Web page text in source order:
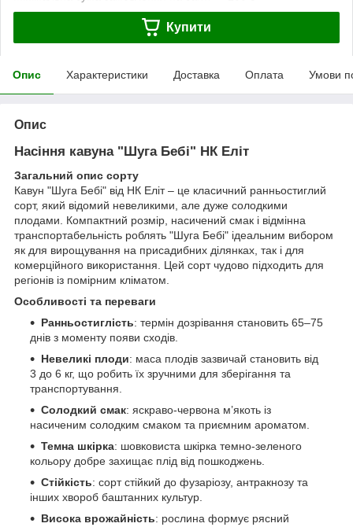
Купити
Опис Характеристики Доставка Оплата Умови
Опис
Насіння кавуна "Шуга Бебі" НК Еліт
Загальний опис сорту
Кавун "Шуга Бебі" від НК Еліт – це класичний ранньостиглий
сорт, який відомий невеликими, але дуже солодкими
плодами. Компактний розмір, насичений смак і відмінна
транспортабельність роблять "Шуга Бебі" ідеальним вибором
як для вирощування на присадибних ділянках, так і для
комерційного використання. Цей сорт чудово підходить для
регіонів із помірним кліматом.
Особливості та переваги
Ранньостиглість: термін дозрівання становить 65–75
днів з моменту появи сходів.
Невеликі плоди: маса плодів зазвичай становить від
3 до 6 кг, що робить їх зручними для зберігання та
транспортування.
Солодкий смак: яскраво-червона м’якоть із
насиченим солодким смаком та приємним ароматом.
Темна шкірка: шовковиста шкірка темно-зеленого
кольору добре захищає плід від пошкоджень.
Стійкість: сорт стійкий до фузаріозу, антракнозу та
інших хвороб баштанних культур.
Висока врожайність: рослина формує рясний